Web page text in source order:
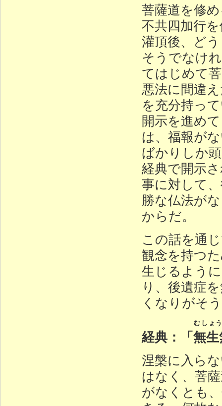
菩薩道を修
不共四加行
灌頂後、ど
そうでなけ
てはじめて
悪法に間違
を充分持っ
開示を進め
は、福報が
ばかりしか
経典で開示
事に対して
勝な仏法が
からだ。
この話を通
観念を持つ
生じるよう
り、後遺症
くなりがそ
経典：「無
むしょ
涅槃に入ら
はなく、菩
がなくとも